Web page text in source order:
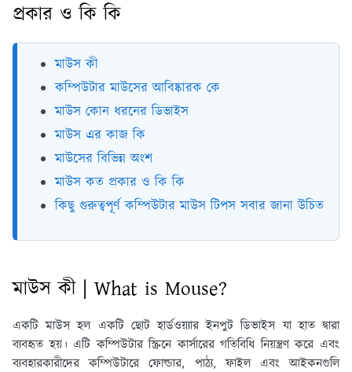
প্রকার ও কি কি
মাউস কী
কম্পিউটার মাউসের আবিষ্কারক কে
মাউস কোন ধরনের ডিভাইস
মাউস এর কাজ কি
মাউসের বিভিন্ন অংশ
মাউস কত প্রকার ও কি কি
কিছু গুরুত্বপূর্ণ কম্পিউটার মাউস টিপস সবার জানা উচিত
মাউস কী | What is Mouse?
একটি মাউস হল একটি ছোট হার্ডওয়্যার ইনপুট ডিভাইস যা হাত দ্বারা
ব্যবহৃত হয়। এটি কম্পিউটার স্ক্রিনে কার্সারের গতিবিধি নিয়ন্ত্রণ করে এবং
ব্যবহারকারীদের কম্পিউটারে ফোল্ডার, পাঠ্য, ফাইল এবং আইকনগুলি